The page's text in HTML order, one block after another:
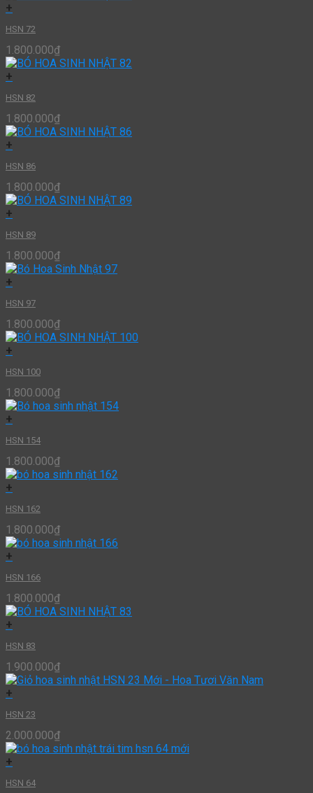
+
HSN 72
1.800.000₫
+
HSN 82
1.800.000₫
+
HSN 86
1.800.000₫
+
HSN 89
1.800.000₫
+
HSN 97
1.800.000₫
+
HSN 100
1.800.000₫
+
HSN 154
1.800.000₫
+
HSN 162
1.800.000₫
+
HSN 166
1.800.000₫
+
HSN 83
1.900.000₫
+
HSN 23
2.000.000₫
+
HSN 64